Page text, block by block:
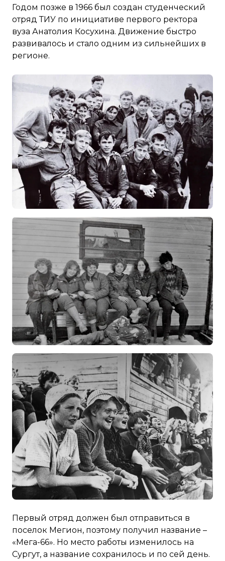
Годом позже в 1966 был создан студенческий
отряд ТИУ по инициативе первого ректора
вуза Анатолия Косухина. Движение быстро
развивалось и стало одним из сильнейших в
регионе.
Первый отряд должен был отправиться в
поселок Мегион, поэтому получил название –
«Мега-66». Но место работы изменилось на
Сургут, а название сохранилось и по сей день.